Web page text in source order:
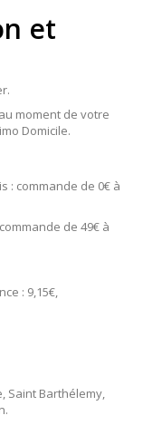
et
moment de votre
Domicile.
: commande de 0€ à
de 49€ à
: 9,15€,
Saint Barthélemy,